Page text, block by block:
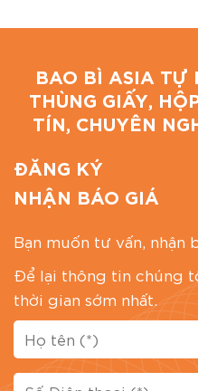
Địa chỉ: 766/18 Lạc
Bình, TP.HCM
Hotline: 0867 886 811
Email:
Website: https://
BAO BÌ ASIA TỰ
THÙNG GIẤY,
TÍN, CHUYÊN
ĐĂNG KÝ
NHẬN BÁO GIÁ
Bạn muốn tư vấn, nhận
Để lại thông tin chúng
thời gian sớm nhất.